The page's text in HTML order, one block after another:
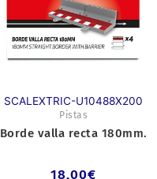
SCALEXTRIC-U10488X200
Pistas
Borde valla recta 180mm.
18,00€